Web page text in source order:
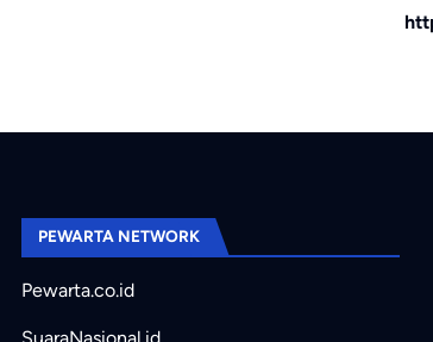
PEWARTA NETWORK
Pewarta.co.id
SuaraNasional.id